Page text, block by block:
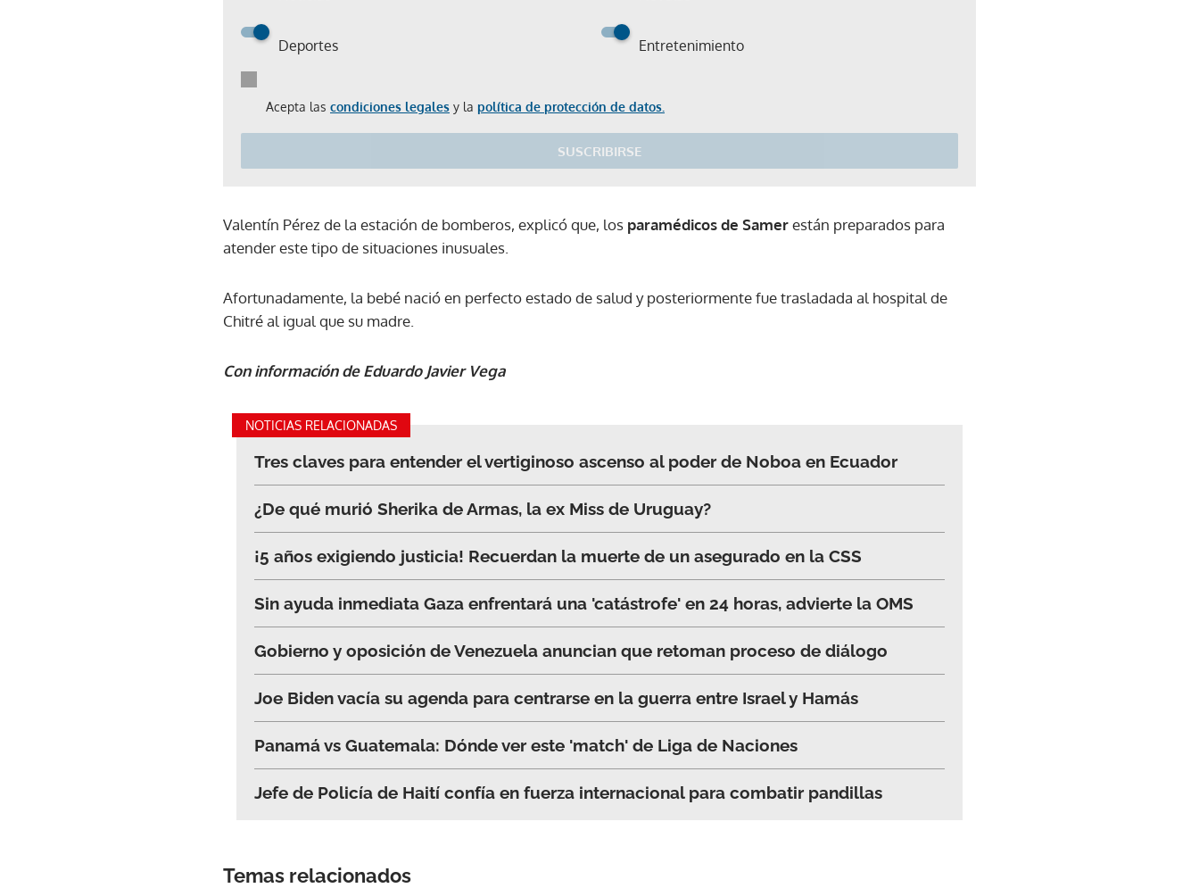
Deportes Entretenimiento
Acepta las condiciones legales y la política de protección de datos.
SUSCRIBIRSE
Valentín Pérez de la estación de bomberos, explicó que, los paramédicos de Samerestán preparados para
atender este tipo de situaciones inusuales.
Afortunadamente, la bebé nació en perfecto estado de salud y posteriormente fue trasladada al hospital de
Chitré al igual que su madre.
Con información de Eduardo Javier Vega
NOTICIAS RELACIONADAS
Tres claves para entender el vertiginoso ascenso al poder de Noboa en Ecuador
¿De qué murió Sherika de Armas, la ex Miss de Uruguay?
¡5 años exigiendo justicia! Recuerdan la muerte de un asegurado en la CSS
Sin ayuda inmediata Gaza enfrentará una 'catástrofe' en 24 horas, advierte la OMS
Gobierno y oposición de Venezuela anuncian que retoman proceso de diálogo
Joe Biden vacía su agenda para centrarse en la guerra entre Israel y Hamás
Panamá vs Guatemala: Dónde ver este 'match' de Liga de Naciones
Jefe de Policía de Haití confía en fuerza internacional para combatir pandillas
Temas relacionados